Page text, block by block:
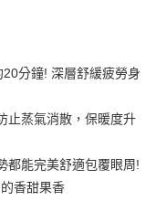
分鐘! 深層舒緩疲勞身
止蒸氣消散，保暖度升
都能完美舒適包覆眼周!
香甜果香